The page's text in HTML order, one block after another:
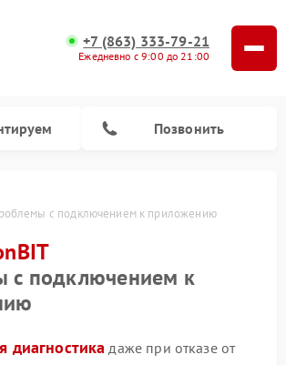
+7 (863) 333-79-21
Ежедневно с 9:00 до 21:00
Позвонить
с подключением к приложению
с подключением к
диагностика даже при отказе от